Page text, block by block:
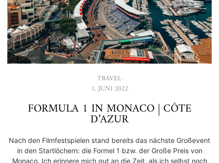
TRAVEL
1. JUNI 2022
FORMULA 1 IN MONACO | CÔTE
D’AZUR
Nach den Filmfestspielen stand bereits das nächste Großevent
in den Startlöchern: die Formel 1 bzw. der Große Preis von
Monaco. Ich erinnere mich gut an die Zeit, als ich selbst noch